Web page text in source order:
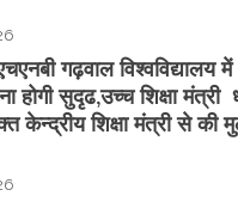
गढ़वाल विश्वविद्यालय में
होगी सुदृढ,उच्च शिक्षा मंत्री
केन्द्रीय शिक्षा मंत्री से की